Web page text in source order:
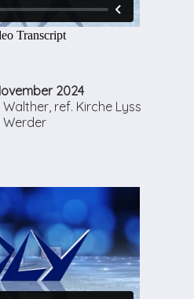
2024
ref. Kirche Lyss
Werder